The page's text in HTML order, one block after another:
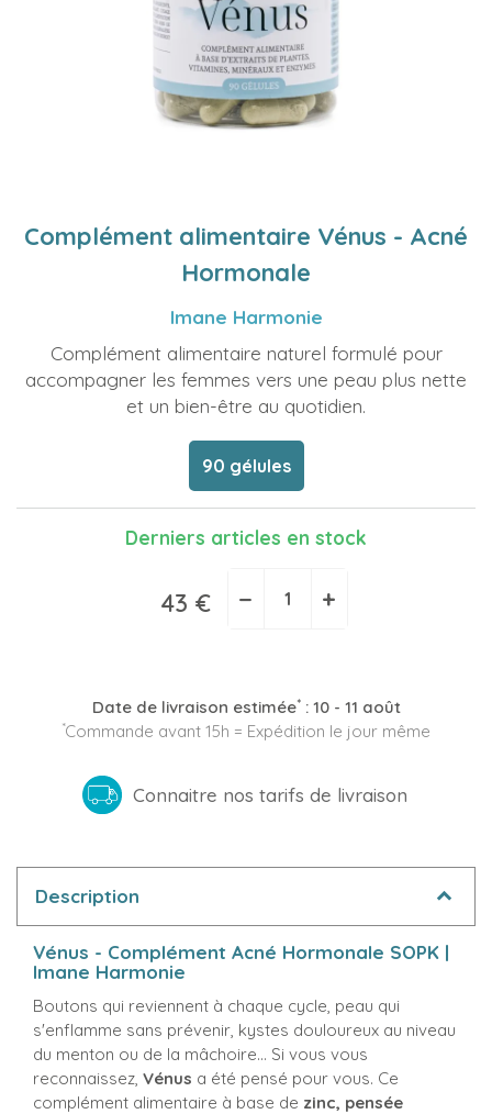
Complément alimentaire Vénus - Acné
Hormonale
Imane Harmonie
Complément alimentaire naturel formulé pour
accompagner les femmes vers une peau plus nette
et un bien-être au quotidien.
90 gélules
Derniers articles en stock
43 € − +
Date de livraison estimée*: 10 - 11 août
*Commande avant 15h = Expédition le jour même
Connaitre nos tarifs de livraison
Description
Vénus - Complément Acné Hormonale SOPK |
Imane Harmonie
Boutons qui reviennent à chaque cycle, peau qui
s'enflamme sans prévenir, kystes douloureux au niveau
du menton ou de la mâchoire... Si vous vous
reconnaissez, Vénus a été pensé pour vous. Ce
complément alimentaire à base de zinc, pensée